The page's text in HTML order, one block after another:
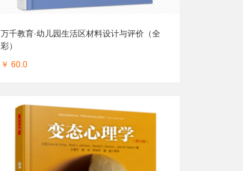
万千教育·幼儿园生活区材料设计与评价（全
彩）
￥ 60.0